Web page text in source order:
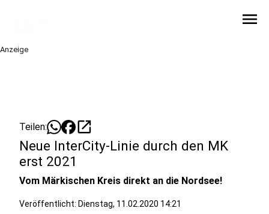
menu
Anzeige
Teilen: open_in_new
Neue InterCity-Linie durch den MK
erst 2021
Vom Märkischen Kreis direkt an die Nordsee!
Veröffentlicht: Dienstag, 11.02.2020 14:21